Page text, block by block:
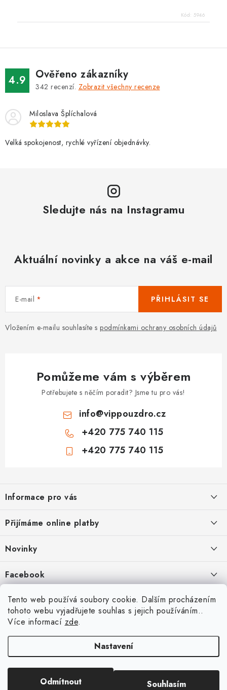
Tento web používá soubory cookie. Dalším procházením
tohoto webu vyjadřujete souhlas s jejich používáním..
Více informací zde.
Nastavení
Odmítnout Souhlasím
Kód: 5946
4.9 Ověřeno zákazníky
342 recenzí. Zobrazit všechny recenze
Miloslava Šplíchalová
Velká spokojenost, rychlé vyřízení objednávky.
Sledujte nás na Instagramu
Aktuální novinky a akce na váš e-mail
E-mail
Vložením e-mailu souhlasíte s podmínkami ochrany osobních údajů
PŘIHLÁSIT SE
Pomůžeme vám s výběrem
Potřebujete s něčím poradit? Jsme tu pro vás!
info@vippouzdro.cz
+420 775 740 115
+420 775 740 115
p
a
Informace pro vás
Jak nakupovat
Ochrana osobních údajů
Hodnocení obchodu
Doprava a platba
Vrácení zboží a reklamace
Přijímáme online platby
Novinky
Kryty, pouzdra, obaly na mobil Apple iPhone.
11.9.2022
Nová skla pro vaši ochranu
22.8.2020
Designové kryty pro Xiaomi
Facebook
Heureka Recenze obchodu
. Všechna práva vyhrazena.
Upravit nastavení